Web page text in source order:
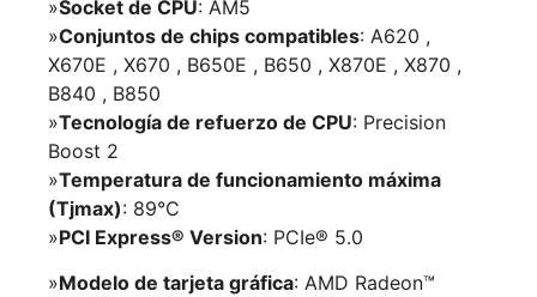
»Socket de CPU: AM5
»Conjuntos de chips compatibles: A620 ,
X670E , X670 , B650E , B650 , X870E , X870 ,
B840 , B850
»Tecnología de refuerzo de CPU: Precision
Boost 2
»Temperatura de funcionamiento máxima
(Tjmax): 89°C
»PCI Express® Version: PCIe® 5.0
»Modelo de tarjeta gráfica: AMD Radeon™